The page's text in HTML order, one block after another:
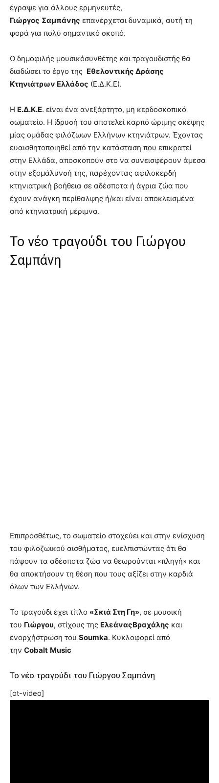
έγραψε για άλλους ερμηνευτές,
Γιώργος Σαμπάνης επανέρχεται δυναμικά, αυτή τη
φορά για πολύ σημαντικό σκοπό.
Ο δημοφιλής μουσικόσυνθέτης και τραγουδιστής θα
διαδώσει το έργο της Εθελοντικής Δράσης
Κτηνιάτρων Ελλάδος (Ε.Δ.Κ.Ε).
Η Ε.Δ.Κ.Ε. είναι ένα ανεξάρτητο, μη κερδοσκοπικό
σωματείο. Η ίδρυσή του αποτελεί καρπό ώριμης σκέψης
μίας ομάδας φιλόζωων Ελλήνων κτηνιάτρων. Έχοντας
ευαισθητοποιηθεί από την κατάσταση που επικρατεί
στην Ελλάδα, αποσκοπούν στο να συνεισφέρουν άμεσα
στην εξομάλυνσή της, παρέχοντας αφιλοκερδή
κτηνιατρική βοήθεια σε αδέσποτα ή άγρια ζώα που
έχουν ανάγκη περίθαλψης ή/και είναι αποκλεισμένα
από κτηνιατρική μέριμνα.
Το νέο τραγούδι του Γιώργου
Σαμπάνη
Επιπροσθέτως, το σωματείο στοχεύει και στην ενίσχυση
του φιλοζωικού αισθήματος, ευελπιστώντας ότι θα
πάψουν τα αδέσποτα ζώα να θεωρούνται «πληγή» και
θα αποκτήσουν τη θέση που τους αξίζει στην καρδιά
όλων των Ελλήνων.
Το τραγούδι έχει τίτλο «Σκιά Στη Γη», σε μουσική
του Γιώργου, στίχους της ΕλεάναςΒραχάλης και
ενορχήστρωση του Soumka. Κυκλοφορεί από
την Cobalt Music
Το νέο τραγούδι του Γιώργου Σαμπάνη
[ot-video]